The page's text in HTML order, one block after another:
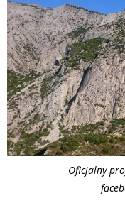
Oficjalny